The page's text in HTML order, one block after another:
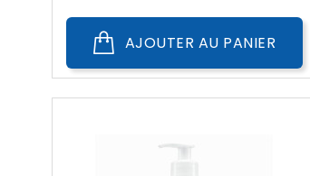
AJOUTER AU PANIER